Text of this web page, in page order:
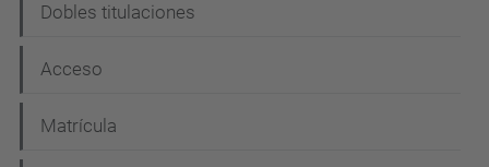
Dobles titulaciones
Acceso
Matrícula